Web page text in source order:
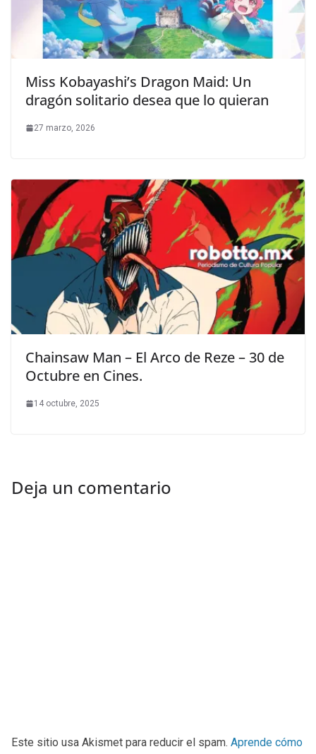
Miss Kobayashi’s Dragon Maid: Un
dragón solitario desea que lo quieran
27 marzo, 2026
Chainsaw Man – El Arco de Reze – 30 de
Octubre en Cines.
14 octubre, 2025
Deja un comentario
Este sitio usa Akismet para reducir el spam. Aprende cómo